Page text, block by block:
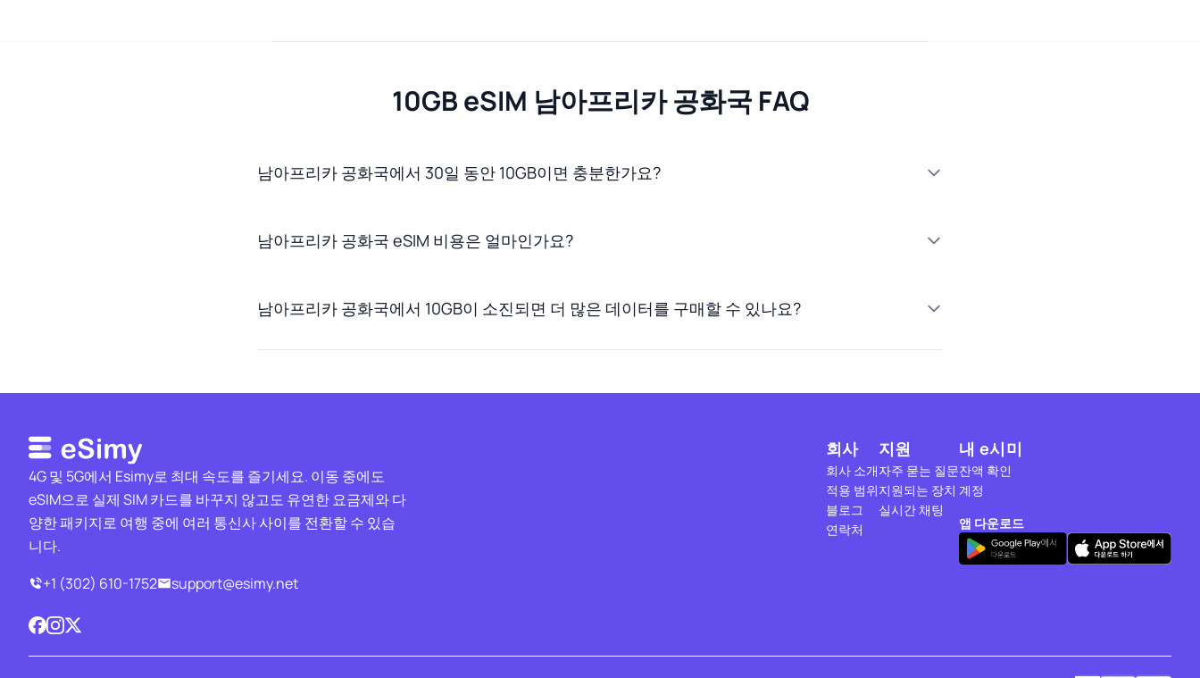
10GB eSIM 남아프리카 공화국 FAQ
남아프리카 공화국에서 30일 동안 10GB이면 충분한가요?
남아프리카 공화국 eSIM 비용은 얼마인가요?
남아프리카 공화국에서 10GB이 소진되면 더 많은 데이터를 구매할 수 있나요?
4G 및 5G에서 Esimy로 최대 속도를 즐기세요. 이동 중에도
eSIM으로 실제 SIM 카드를 바꾸지 않고도 유연한 요금제와 다
양한 패키지로 여행 중에 여러 통신사 사이를 전환할 수 있습
니다.
+1 (302) 610-1752
support@esimy.net
회사
회사 소개
적용 범위
블로그
연락처
지원
자주 묻는 질문
지원되는 장치
실시간 채팅
내 e시미
잔액 확인
계정
앱 다운로드